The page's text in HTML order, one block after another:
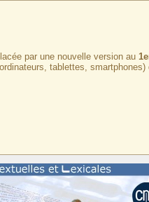
par une nouvelle version au
tablettes, smartphones)